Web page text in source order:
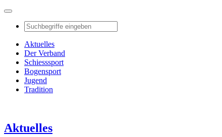
Aktuelles
Der Verband
Schiesssport
Bogensport
Jugend
Tradition
Aktuelles